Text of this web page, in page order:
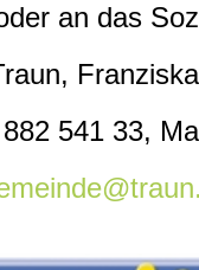
an das
541 33,